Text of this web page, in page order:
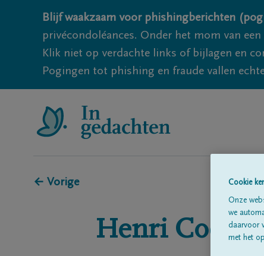
Blijf waakzaam voor phishingberichten
privécondoléances. Onder het mom van
Klik niet op verdachte links of bijlagen en
Pogingen tot phishing en fraude vallen
← Vorige
Henri
Cookie
Onze
we
daarvoor
met het